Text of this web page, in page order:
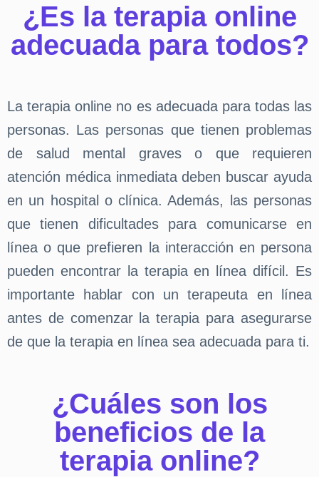
¿Es la terapia online
adecuada para todos?
La terapia online no es adecuada para todas las
personas. Las personas que tienen problemas
de salud mental graves o que requieren
atención médica inmediata deben buscar ayuda
en un hospital o clínica. Además, las personas
que tienen dificultades para comunicarse en
línea o que prefieren la interacción en persona
pueden encontrar la terapia en línea difícil. Es
importante hablar con un terapeuta en línea
antes de comenzar la terapia para asegurarse
de que la terapia en línea sea adecuada para ti.
¿Cuáles son los
beneficios de la
terapia online?